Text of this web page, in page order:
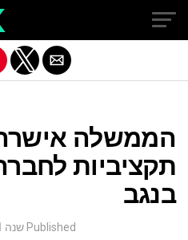
הממשלה
תקציביות
בנגב
Published שנה 1 ago
version